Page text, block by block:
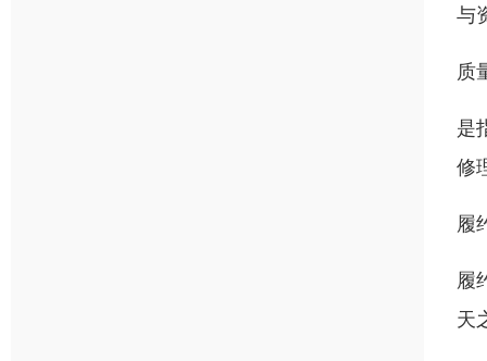
与
质
是
修
履
履
天